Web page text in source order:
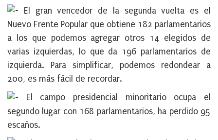
El gran vencedor de la segunda vuelta es el
Nuevo Frente Popular que obtiene 182 parlamentarios
a los que podemos agregar otros 14 elegidos de
varias izquierdas, lo que da 196 parlamentarios de
izquierda. Para simplificar, podemos redondear a
200, es más fácil de recordar.
El campo presidencial minoritario ocupa el
segundo lugar con 168 parlamentarios, ha perdido 95
escaños.